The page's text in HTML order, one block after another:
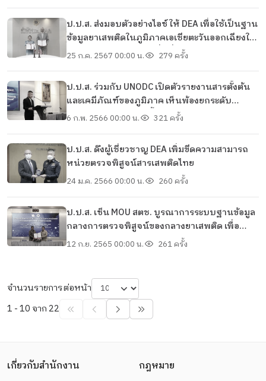
ป.ป.ส. ส่งมอบตัวอย่างไอซ์ ให้ DEA เพื่อใช้เป็นฐาน
ข้อมูลยาเสพติดในภูมิภาคเอเชียตะวันออกเฉียงใต้
เปรียบเทียบกับภูมิภาคอื่นทั่วโลก
25 ก.ค. 2567 00:00 น. 279 ครั้ง
ป.ป.ส. ร่วมกับ UNODC เปิดตัวรายงานสารตั้งต้น
และเคมีภัณฑ์ของภูมิภาค เห็นพ้องยกระดับ
มาตรการควบคุมสารตั้งต้นและเคมีภัณฑ์ ผนึก
6 ก.พ. 2566 00:00 น. 321 ครั้ง
ป.ป.ส. ดึงผู้เชี่ยวชาญ DEA เพิ่มขีดความสามารถ
หน่วยตรวจพิสูจน์สารเสพติดไทย
24 ม.ค. 2566 00:00 น. 260 ครั้ง
ป.ป.ส. เซ็น MOU สตช. บูรณาการระบบฐานข้อมูล
กลางการตรวจพิสูจน์ของกลางยาเสพติด เพื่อ
ความรวดเร็ว แม่นยำ ตรวจสอบได้ รองรับการจับ
12 ก.ย. 2565 00:00 น. 261 ครั้ง
จำนวนรายการต่อหน้า
1 - 10 จาก 22
เกี่ยวกับสำนักงาน กฎหมาย